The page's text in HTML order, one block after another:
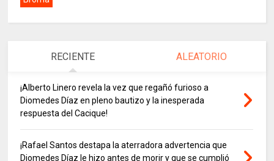
RECIENTE ALEATORIO
¡Alberto Linero revela la vez que regañó furioso a
Diomedes Díaz en pleno bautizo y la inesperada
respuesta del Cacique!
¡Rafael Santos destapa la aterradora advertencia que
Diomedes Díaz le hizo antes de morir y que se cumplió